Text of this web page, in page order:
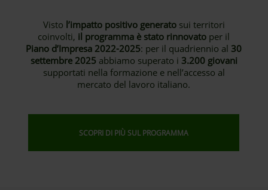
Visto l’impatto positivo generatosui territori
coinvolti, il programma è stato rinnovato per il
Piano d’Impresa 2022-2025: per il quadriennio al 30
settembre 2025 abbiamo superato i 3.200 giovani
supportati nella formazione e nell’accesso al
mercato del lavoro italiano.
SCOPRI DI PIÙ SUL PROGRAMMA